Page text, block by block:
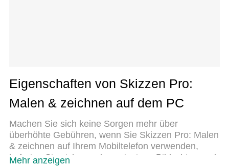
Eigenschaften von Skizzen Pro:
Malen & zeichnen auf dem PC
Machen Sie sich keine Sorgen mehr über
überhöhte Gebühren, wenn Sie Skizzen Pro: Malen
& zeichnen auf Ihrem Mobiltelefon verwenden,
befreien Sie sich von dem winzigen Bildschirm und
Mehr anzeigen